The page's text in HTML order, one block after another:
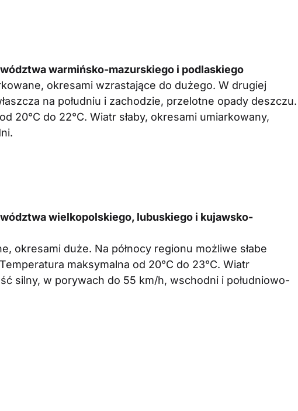
warmińsko-mazurskiego i podlaskiego
okresami wzrastające do dużego. W drugiej
na południu i zachodzie, przelotne opady deszczu.
20°C do 22°C. Wiatr słaby, okresami umiarkowany,
wielkopolskiego, lubuskiego i kujawsko-
okresami duże. Na północy regionu możliwe słabe
maksymalna od 20°C do 23°C. Wiatr
silny, w porywach do 55 km/h, wschodni i południowo-